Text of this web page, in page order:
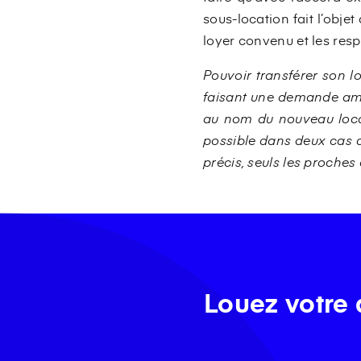
sous-location fait
loyer convenu et les
Pouvoir transférer son
faisant une demande
au nom du nouveau
possible dans deux cas
précis, seuls les
Louez